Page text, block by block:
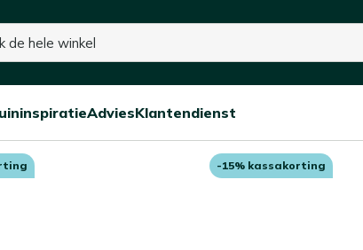
Open/sluitOpen/sluit
Advies
Open/sluit
Klantendienst
-15% kassakorting